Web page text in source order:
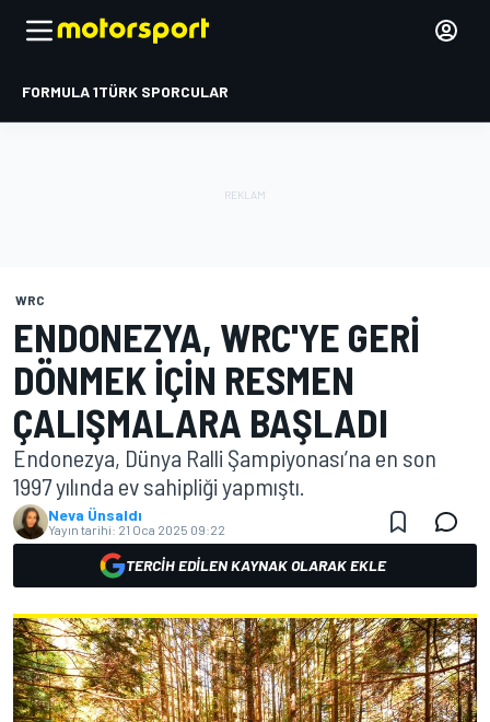
FORMULA 1TÜRK SPORCULAR
WRC
ENDONEZYA, WRC'YE GERI
DÖNMEK IÇIN RESMEN
ÇALIŞMALARA BAŞLADI
Endonezya, Dünya Ralli Şampiyonası’na en son
1997 yılında ev sahipliği yapmıştı.
Neva Ünsaldı
Yayın tarihi: 21 Oca 2025 09:22
TERCIH EDILEN KAYNAK OLARAK EKLE